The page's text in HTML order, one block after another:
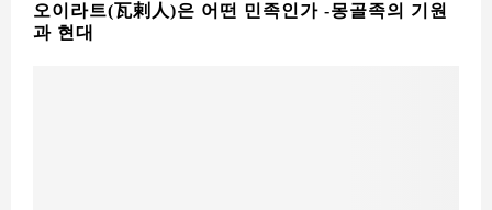
오이라트(瓦剌人)은 어떤 민족인가 -몽골족의 기원
과 현대